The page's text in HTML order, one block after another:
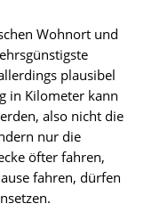
Wohnort und
plausibel
in Kilometer kann
also nicht die
nur die
öfter fahren,
fahren, dürfen